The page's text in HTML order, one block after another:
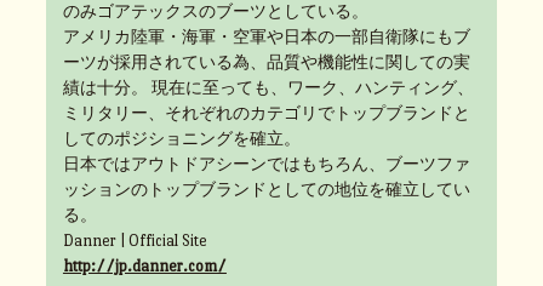
のみゴアテックスのブーツとしている。
アメリカ陸軍・海軍・空軍や日本の一部自衛隊にもブ
ーツが採用されている為、品質や機能性に関しての実
績は十分。 現在に至っても、ワーク、ハンティング、
ミリタリー、それぞれのカテゴリでトップブランドと
してのポジショニングを確立。
日本ではアウトドアシーンではもちろん、ブーツファ
ッションのトップブランドとしての地位を確立してい
る。
Danner | Official Site
http://jp.danner.com/